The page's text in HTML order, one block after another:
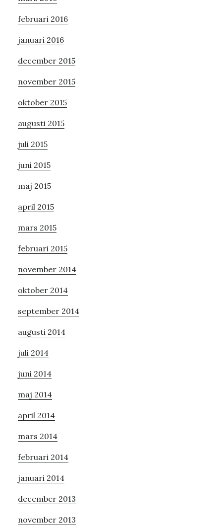
februari 2016
januari 2016
december 2015
november 2015
oktober 2015
augusti 2015
juli 2015
juni 2015
maj 2015
april 2015
mars 2015
februari 2015
november 2014
oktober 2014
september 2014
augusti 2014
juli 2014
juni 2014
maj 2014
april 2014
mars 2014
februari 2014
januari 2014
december 2013
november 2013